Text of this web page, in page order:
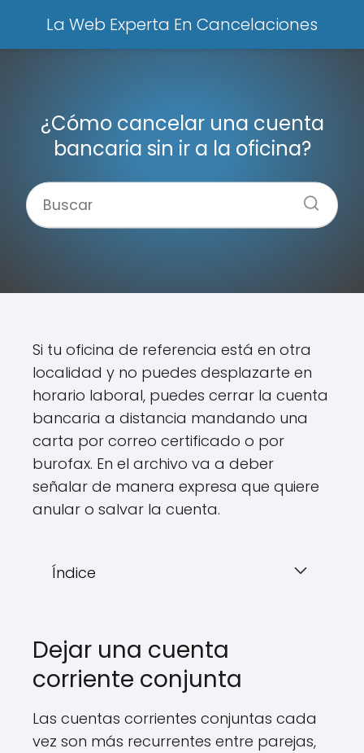
La Web Experta En Cancelaciones
¿Cómo cancelar una cuenta
bancaria sin ir a la oficina?
Si tu oficina de referencia está en otra
localidad y no puedes desplazarte en
horario laboral, puedes cerrar la cuenta
bancaria a distancia mandando una
carta por correo certificado o por
burofax. En el archivo va a deber
señalar de manera expresa que quiere
anular o salvar la cuenta.
Índice
Dejar una cuenta
corriente conjunta
Las cuentas corrientes conjuntas cada
vez son más recurrentes entre parejas,